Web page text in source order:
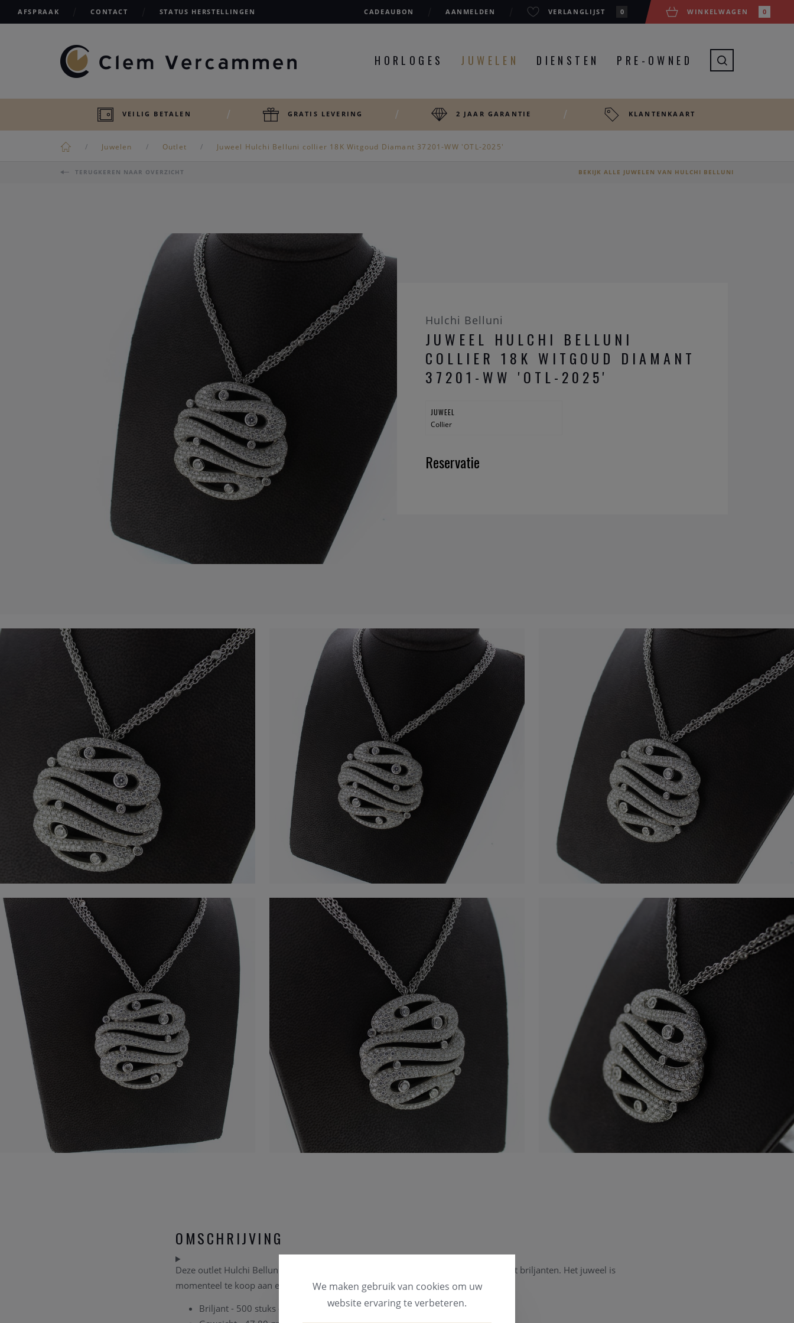
AFSPRAAK CONTACT STATUS HERSTELLINGEN CADEAUBON AANMELDEN VERLANGLIJST 0 WINKELWAGEN 0
HORLOGES JUWELEN DIENSTEN PRE-OWNED
VEILIG BETALEN GRATIS LEVERING 2 JAAR GARANTIE KLANTENKAART
Juwelen Outlet Juweel Hulchi Belluni collier 18K Witgoud Diamant 37201-WW 'OTL-2025'
TERUGKEREN NAAR OVERZICHT BEKIJK ALLE JUWELEN VAN HULCHI BELLUNI
Hulchi Belluni
JUWEEL HULCHI BELLUNI
COLLIER 18K WITGOUD DIAMANT
37201-WW 'OTL-2025'
JUWEEL
Collier
Reservatie
OMSCHRIJVING
Deze outlet Hulchi Belluni collier is vervaardigd uit 18karaat witgoud en is gezet met briljanten. Het juweel is
momenteel te koop aan een promotie prijs in onze online outlet store.
Briljant - 500 stuks - 9.88ct
We maken gebruik van cookies om uw
website ervaring te verbeteren.